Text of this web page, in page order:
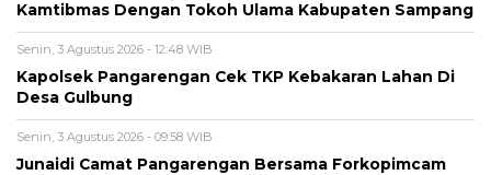
Kamtibmas Dengan Tokoh Ulama Kabupaten Sampang
Senin, 3 Agustus 2026 - 12:48 WIB
Kapolsek Pangarengan Cek TKP Kebakaran Lahan Di
Desa Gulbung
Senin, 3 Agustus 2026 - 09:58 WIB
Junaidi Camat Pangarengan Bersama Forkopimcam